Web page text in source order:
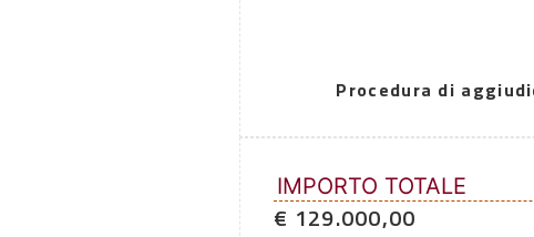
Procedura di
IMPORTO TOTALE
€ 129.000,00